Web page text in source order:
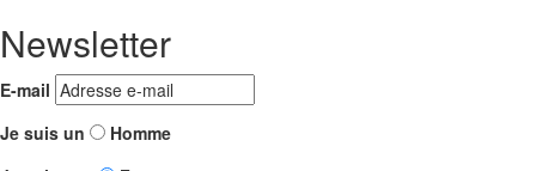
Newsletter
E-mail
Je suis un
Homme